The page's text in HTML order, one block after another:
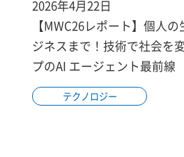
2026年4月22日
【MWC26レポート】個人
ジネスまで！技術で社会を
プのAI エージェント最前線
テクノロジー